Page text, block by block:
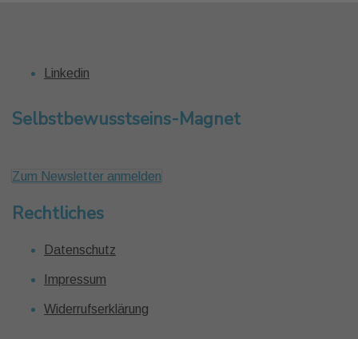
Linkedin
Selbstbewusstseins-Magnet
Zum Newsletter anmelden
Rechtliches
Datenschutz
Impressum
Widerrufserklärung